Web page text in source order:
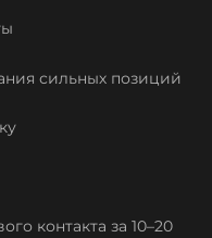
сильных позиций
контакта за 10–20